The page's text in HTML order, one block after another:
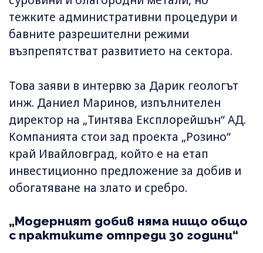
тежките административни процедури и
бавните разрешителни режими
възпрепятстват развитието на сектора.
Това заяви в интервю за Дарик геологът
инж. Даниел Маринов, изпълнителен
директор на „Тинтява Експлорейшън“ АД.
Компанията стои зад проекта „Розино“
край Ивайловград, който е на етап
инвестиционно предложение за добив и
обогатяване на злато и сребро.
„Модерният добив няма нищо общо
с практиките отпреди 30 години“